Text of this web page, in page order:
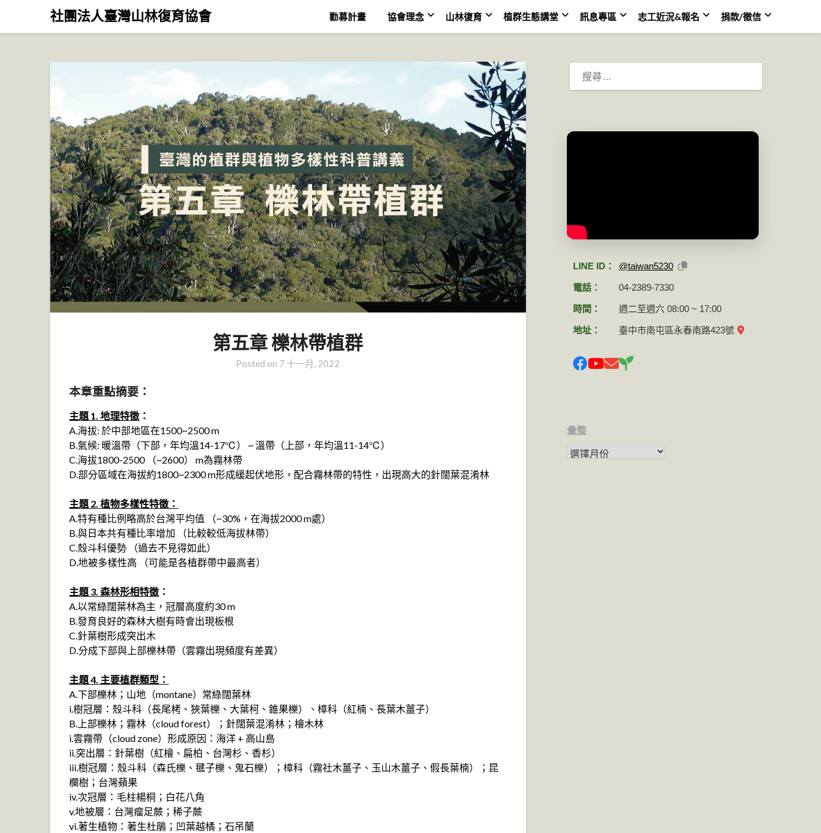
社團法人臺灣山林復育協會 勸募計畫 協會理念 山林復育 植群生態講堂 訊息專區 志工近況&報名 捐款/徵信
第五章 櫟林帶植群
Posted on 7 十一月, 2022
本章重點摘要：
主題 1. 地理特徵：
A.海拔: 於中部地區在1500~2500 m
B.氣候: 暖溫帶（下部，年均溫14-17℃） ~ 溫帶（上部，年均溫11-14℃）
C.海拔1800-2500 （~2600） m為霧林帶
D.部分區域在海拔約1800~2300 m形成緩起伏地形，配合霧林帶的特性，出現高大的針闊葉混淆林
主題 2. 植物多樣性特徵：
A.特有種比例略高於台灣平均值 （~30%，在海拔2000 m處）
B.與日本共有種比率增加 （比較較低海拔林帶）
C.殼斗科優勢 （過去不見得如此）
D.地被多樣性高 （可能是各植群帶中最高者）
主題 3. 森林形相特徵：
A.以常綠闊葉林為主，冠層高度約30 m
B.發育良好的森林大樹有時會出現板根
C.針葉樹形成突出木
D.分成下部與上部櫟林帶（雲霧出現頻度有差異）
主題 4. 主要植群類型：
A.下部櫟林；山地（montane）常綠闊葉林
i.樹冠層：殼斗科（長尾栲、狹葉櫟、大葉柯、錐果櫟）、樟科（紅楠、長葉木薑子）
B.上部櫟林；霧林（cloud forest）；針闊葉混淆林；檜木林
i.雲霧帶（cloud zone）形成原因：海洋 + 高山島
ii.突出層：針葉樹（紅檜、扁柏、台灣杉、香杉）
iii.樹冠層：殼斗科（森氏櫟、毽子櫟、鬼石櫟）；樟科（霧社木薑子、玉山木薑子、假長葉楠）；昆
欄樹；台灣蘋果
iv.次冠層：毛柱楊桐；白花八角
v.地被層：台灣瘤足蕨；稀子蕨
vi.著生植物：著生杜鵑；凹葉越橘；石吊蘭
搜
尋：
LINE ID： @taiwan5230
電話： 04-2389-7330
時間： 週二至週六 08:00 ~ 17:00
地址： 臺中市南屯區永春南路423號
彙整
彙整